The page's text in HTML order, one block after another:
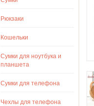
Рюкзаки
Кошельки
Сумки для ноутбука и
планшета
Сумки для телефона
Чехлы для телефона